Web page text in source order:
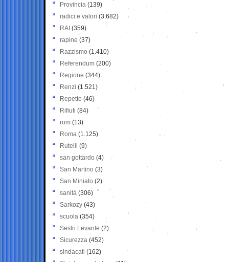
Provincia (139)
radici e valori (3.682)
RAI (359)
rapine (37)
Razzismo (1.410)
Referendum (200)
Regione (344)
Renzi (1.521)
Repetto (46)
Rifiuti (84)
rom (13)
Roma (1.125)
Rutelli (9)
san gottardo (4)
San Martino (3)
San Miniato (2)
sanità (306)
Sarkozy (43)
scuola (354)
Sestri Levante (2)
Sicurezza (452)
sindacati (162)